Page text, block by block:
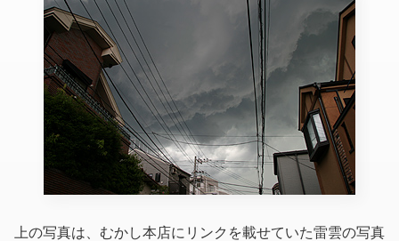
上の写真は、むかし本店にリンクを載せていた雷雲の写真